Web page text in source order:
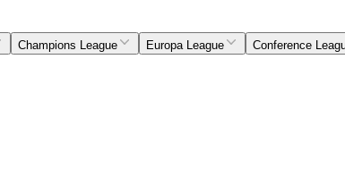
Champions League Europa League Conference